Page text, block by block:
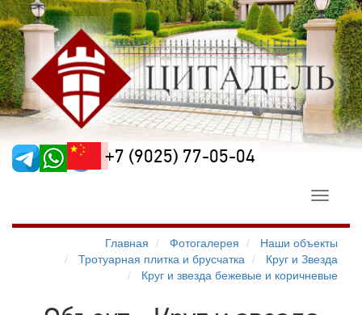
+7 (9025) 77-05-04
Toggle
Главная
Фотогалерея
Наши объекты
Тротуарная плитка и брусчатка
Круг и Звезда
Круг и звезда бежевые и коричневые